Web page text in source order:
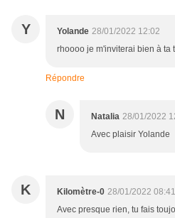
Y Yolande 28/01/2022 12:02
rhoooo je m'inviterai bien à ta
Répondre
N Natalia 28/01/2022
Avec plaisir Yolande
K Kilomètre-0 28/01/2022 08:41
Avec presque rien, tu fais